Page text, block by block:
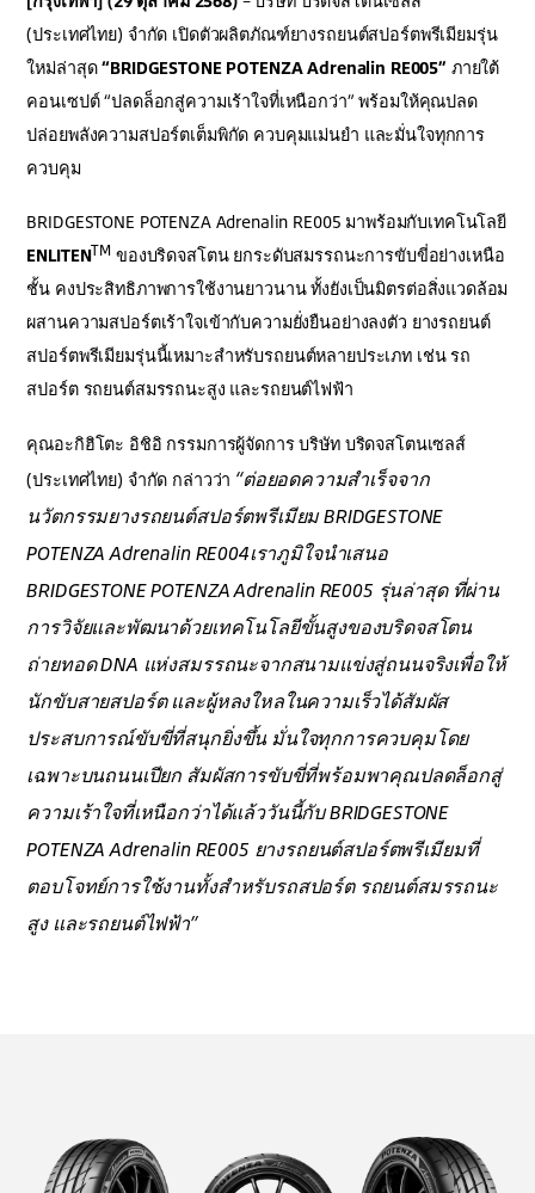
(ประเทศไทย) จำกัด เปิดตัวผลิตภัณฑ์ยางรถยนต์สปอร์ตพรีเมียมรุ่น
ใหม่ล่าสุด“BRIDGESTONE POTENZA Adrenalin RE005” ภายใต้
คอนเซปต์ “ปลดล็อกสู่ความเร้าใจที่เหนือกว่า” พร้อมให้คุณปลด
ปล่อยพลังความสปอร์ตเต็มพิกัด ควบคุมแม่นยำ และมั่นใจทุกการ
ควบคุม
BRIDGESTONE POTENZA Adrenalin RE005 มาพร้อมกับเทคโนโลยี
ENLITENTM ของบริดจสโตน ยกระดับสมรรถนะการขับขี่อย่างเหนือ
ชั้น คงประสิทธิภาพการใช้งานยาวนาน ทั้งยังเป็นมิตรต่อสิ่งแวดล้อม
ผสานความสปอร์ตเร้าใจเข้ากับความยั่งยืนอย่างลงตัว ยางรถยนต์
สปอร์ตพรีเมียมรุ่นนี้เหมาะสำหรับรถยนต์หลายประเภท เช่น รถ
สปอร์ต รถยนต์สมรรถนะสูง และรถยนต์ไฟฟ้า
คุณอะกิฮิโตะ อิชิอิ กรรมการผู้จัดการ บริษัท บริดจสโตนเซลส์
(ประเทศไทย) จำกัด กล่าวว่า “ต่อยอดความสำเร็จจาก
นวัตกรรมยางรถยนต์สปอร์ตพรีเมียม BRIDGESTONE
POTENZA Adrenalin RE004เราภูมิใจนำเสนอ
BRIDGESTONE POTENZA Adrenalin RE005 รุ่นล่าสุด ที่ผ่าน
การวิจัยและพัฒนาด้วยเทคโนโลยีขั้นสูงของบริดจสโตน
ถ่ายทอด DNA แห่งสมรรถนะจากสนามแข่งสู่ถนนจริงเพื่อให้
นักขับสายสปอร์ต และผู้หลงใหลในความเร็วได้สัมผัส
ประสบการณ์ขับขี่ที่สนุกยิ่งขึ้น มั่นใจทุกการควบคุมโดย
เฉพาะบนถนนเปียก สัมผัสการขับขี่ที่พร้อมพาคุณปลดล็อกสู่
ความเร้าใจที่เหนือกว่าได้แล้ววันนี้กับ BRIDGESTONE
POTENZA Adrenalin RE005 ยางรถยนต์สปอร์ตพรีเมียมที่
ตอบโจทย์การใช้งานทั้งสำหรับรถสปอร์ต รถยนต์สมรรถนะ
สูง และรถยนต์ไฟฟ้า”